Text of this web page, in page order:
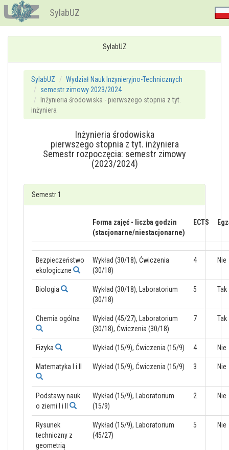
SylabUZ
SylabUZ
SylabUZ
Wydział Nauk Inżynieryjno-Technicznych
semestr zimowy 2023/2024
Inżynieria środowiska - pierwszego stopnia z tyt.
inżyniera
Inżynieria środowiska
pierwszego stopnia z tyt. inżyniera
Semestr rozpoczęcia: semestr zimowy
(2023/2024)
Semestr 1
Forma zajęć - liczba godzin
(stacjonarne/niestacjonarne)
ECTS
Bezpieczeństwo
ekologiczne
Wykład (30/18), Ćwiczenia
(30/18)
4 Nie
Biologia
Wykład (30/18), Laboratorium
(30/18)
5 Tak
Chemia ogólna
Wykład (45/27), Laboratorium
(30/18), Ćwiczenia (30/18)
7 Tak
Fizyka Wykład (15/9), Ćwiczenia (15/9) 4 Nie
Matematyka I i II Wykład (15/9), Ćwiczenia (15/9) 3 Nie
Podstawy nauk
o ziemi I i II
Wykład (15/9), Laboratorium
(15/9)
2 Nie
Rysunek
techniczny z
geometrią
Wykład (15/9), Laboratorium
(45/27)
5 Nie